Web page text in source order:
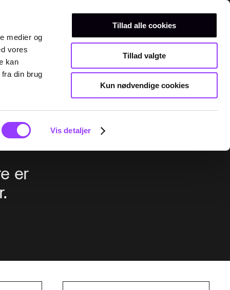
medier og
vores
kan
din brug
Vis detaljer
Tillad alle cookies
Tillad valgte
Kun nødvendige cookies
Teknisk gymnasiumKurser
er